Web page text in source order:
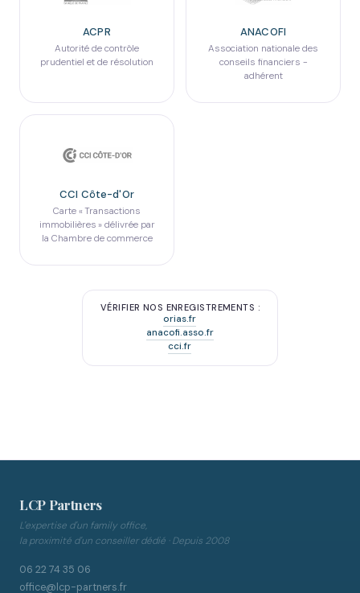
ACPR
Autorité de contrôle
prudentiel et de résolution
ANACOFI
Association nationale des
conseils financiers -
adhérent
CCI Côte-d'Or
Carte « Transactions
immobilières » délivrée par
la Chambre de commerce
VÉRIFIER NOS ENREGISTREMENTS :
orias.fr
anacofi.asso.fr
cci.fr
LCP Partners
L'expertise d'un family office,
la proximité d'un conseiller dédié · Depuis 2008
06 22 74 35 06
office@lcp-partners.fr